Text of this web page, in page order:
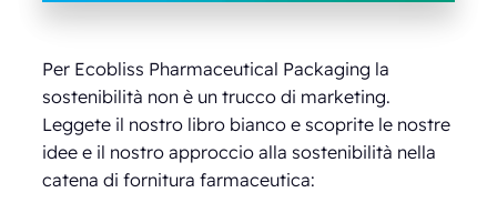
Per Ecobliss Pharmaceutical Packaging la
sostenibilità non è un trucco di marketing.
Leggete il nostro libro bianco e scoprite le nostre
idee e il nostro approccio alla sostenibilità nella
catena di fornitura farmaceutica: